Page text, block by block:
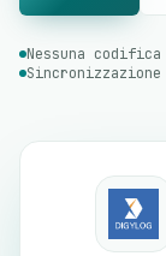
Nessuna
Sincronizzazione